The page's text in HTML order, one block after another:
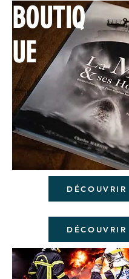
BOUTIQ
UE
DÉCOUVRIR
DÉCOUVRIR